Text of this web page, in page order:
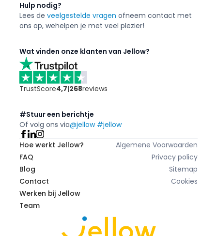
Hulp nodig?
Lees de veelgestelde vragen ofneem contact met
ons op, wehelpen je met veel plezier!
Wat vinden onze klanten van Jellow?
TrustScore4,7|268reviews
#Stuur een berichtje
Of volg ons via@jellow #jellow
Hoe werkt Jellow?
FAQ
Blog
Contact
Werken bij Jellow
Team
Algemene Voorwaarden
Privacy policy
Sitemap
Cookies